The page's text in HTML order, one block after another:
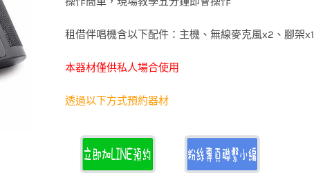
租借伴唱機含以下配件：主機、無線麥克風x2、腳架x1
本器材僅供私人場合使用
透過以下方式預約器材